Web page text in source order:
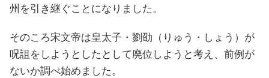
州を引き継ぐことになりました。
そのころ宋文帝は皇太子・劉劭（りゅう・しょう）が
呪詛をしようとしたとして廃位しようと考え、前例が
ないか調べ始めました。